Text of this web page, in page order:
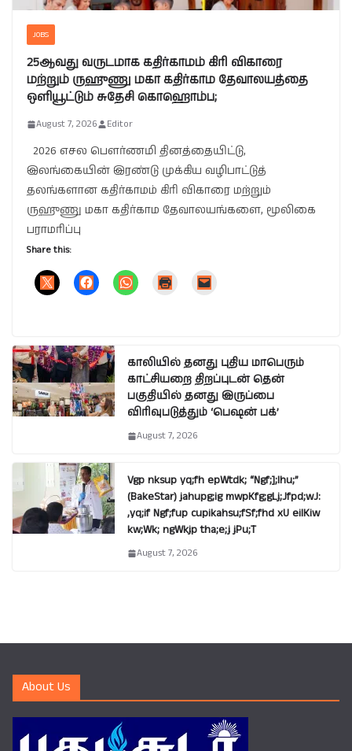
JOBS
25ஆவது வருடமாக கதிர்காமம் கிரி விகாரை
மற்றும் ருஹுணு மகா கதிர்காம தேவாலயத்தை
ஒளியூட்டும் சுதேசி கொஹொம்ப;
August 7, 2026 Editor
2026 எசல பௌர்ணமி தினத்தையிட்டு,
இலங்கையின் இரண்டு முக்கிய வழிபாட்டுத்
தலங்களான கதிர்காமம் கிரி விகாரை மற்றும்
ருஹுணு மகா கதிர்காம தேவாலயங்களை, மூலிகை
பராமரிப்பு
Share this:
காலியில் தனது புதிய மாபெரும்
காட்சியறை திறப்புடன் தென்
பகுதியில் தனது இருப்பை
விரிவுபடுத்தும் ‘பெஷன் பக்’
August 7, 2026
Vgp nksup yq;fh epWtdk; “Ngf;];lhu;”
(BakeStar) jahupg;ig mwpKfg;gLj;Jfpd;wJ:
,yq;if Ngf;fup cupikahsu;fSf;fhd xU eilKiw
kw;Wk; ngWkjp tha;e;j jPu;T
August 7, 2026
About Us